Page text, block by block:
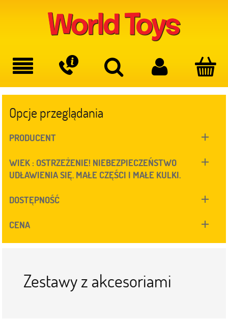
Opcje przeglądania
PRODUCENT
WIEK : OSTRZEŻENIE! NIEBEZPIECZEŃSTWO
UDŁAWIENIA SIĘ. MAŁE CZĘŚCI I MAŁE KULKI.
DOSTĘPNOŚĆ
CENA
Zestawy z akcesoriami